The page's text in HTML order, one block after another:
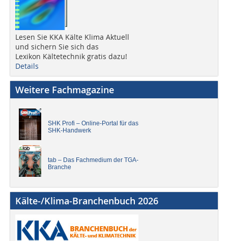
Lesen Sie KKA Kälte Klima Aktuell
und sichern Sie sich das
Lexikon Kältetechnik gratis dazu!
Details
Weitere Fachmagazine
SHK Profi – Online-Portal für das
SHK-Handwerk
tab – Das Fachmedium der TGA-
Branche
Kälte-/Klima-Branchenbuch 2026